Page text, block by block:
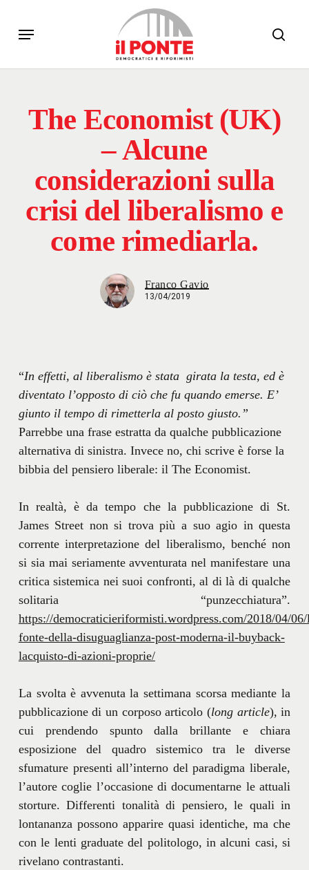
main
Menu
The Economist (UK)
– Alcune
considerazioni sulla
crisi del liberalismo e
come rimediarla.
Franco Gavio
13/04/2019
“In effetti, al liberalismo è stata girata la testa, ed è
diventato l’opposto di ciò che fu quando emerse. E’
giunto il tempo di rimetterla al posto giusto.”
Parrebbe una frase estratta da qualche pubblicazione
alternativa di sinistra. Invece no, chi scrive è forse la
bibbia del pensiero liberale: il The Economist.
In realtà, è da tempo che la pubblicazione di St.
James Street non si trova più a suo agio in questa
corrente interpretazione del liberalismo, benché non
si sia mai seriamente avventurata nel manifestare una
critica sistemica nei suoi confronti, al di là di qualche
solitaria “punzecchiatura”.
https://democraticieriformisti.wordpress.com/2018/04/
fonte-della-disuguaglianza-post-moderna-il-buyback-
lacquisto-di-azioni-proprie/
La svolta è avvenuta la settimana scorsa mediante la
pubblicazione di un corposo articolo (long article), in
cui prendendo spunto dalla brillante e chiara
esposizione del quadro sistemico tra le diverse
sfumature presenti all’interno del paradigma liberale,
l’autore coglie l’occasione di documentarne le attuali
storture. Differenti tonalità di pensiero, le quali in
lontananza possono apparire quasi identiche, ma che
con le lenti graduate del politologo, in alcuni casi, si
rivelano contrastanti.